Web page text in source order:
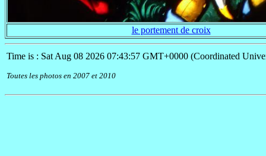
le portement de croix
Time is : Sat Aug 08 2026 07:43:57 GMT+0000 (Coordinated
Toutes les photos en 2007 et 2010